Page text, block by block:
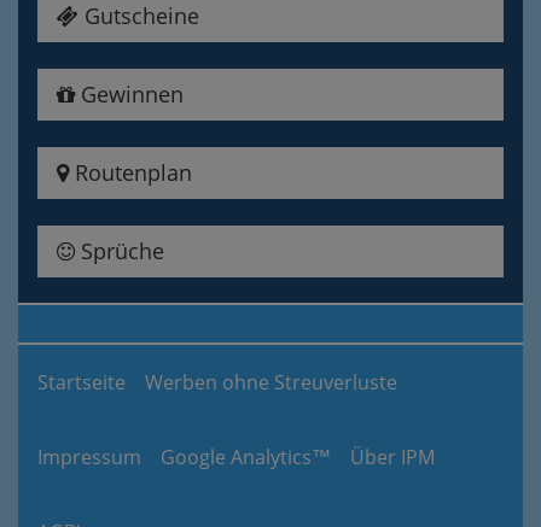
Gutscheine
Gewinnen
Routenplan
Sprüche
Startseite Werben ohne Streuverluste
Impressum Google Analytics™ Über IPM